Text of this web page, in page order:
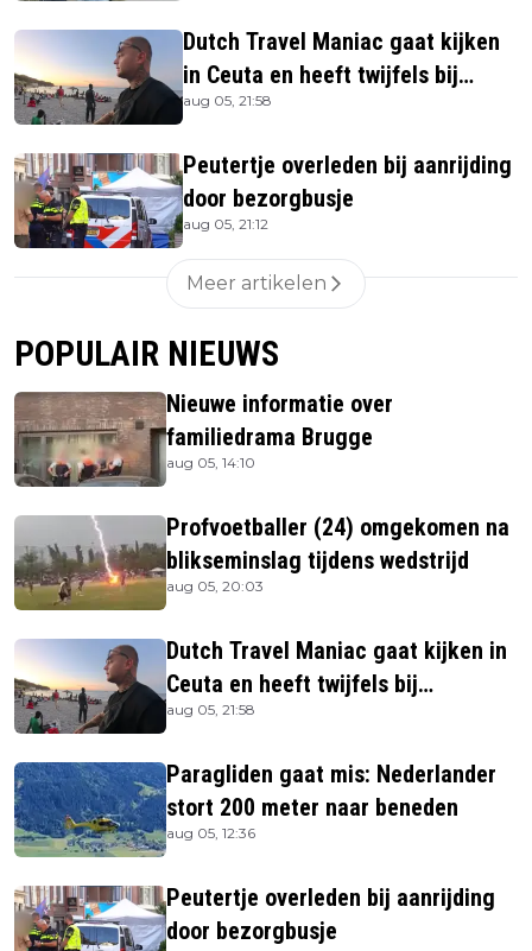
Dutch Travel Maniac gaat kijken
in Ceuta en heeft twijfels bij
berichtgeving media
aug 05, 21:58
Peutertje overleden bij aanrijding
door bezorgbusje
aug 05, 21:12
Meer artikelen
POPULAIR NIEUWS
Nieuwe informatie over
familiedrama Brugge
aug 05, 14:10
Profvoetballer (24) omgekomen na
blikseminslag tijdens wedstrijd
aug 05, 20:03
Dutch Travel Maniac gaat kijken in
Ceuta en heeft twijfels bij
berichtgeving media
aug 05, 21:58
Paragliden gaat mis: Nederlander
stort 200 meter naar beneden
aug 05, 12:36
Peutertje overleden bij aanrijding
door bezorgbusje